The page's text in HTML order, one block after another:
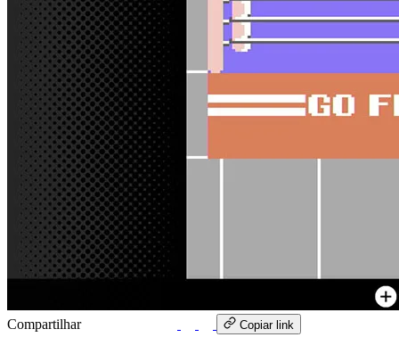
Compartilhar Copiar link